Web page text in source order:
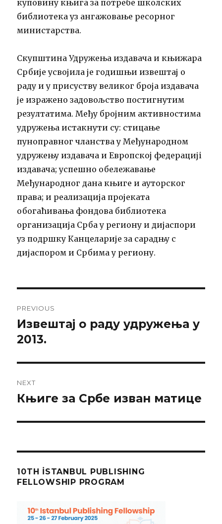
куповину књига за потребе школских
библиотека уз ангажовање ресорног
министарства.
Скупштина Удружења издавача и књижара
Србије усвојила је годишњи извештај о
раду и у присуству великог броја издавача
је изражено задовољство постигнутим
резултатима. Међу бројним активностима
удружења истакнути су: стицање
пуноправног чланства у Међународном
удружењу издавача и Европскoj федерацијi
издавача; успешно обележавање
Међународног дана књиге и ауторског
права; и реализација пројеката
обогаћивања фондова библиотека
организација Срба у региону и дијаспори
уз подршку Канцеларије за сарадњу с
дијаспором и Србима у региону.
navigation
PREVIOUS
Previous
post:
Извештај о раду удружења у
2013.
NEXT
Next
Књиге за Србе изван матице
10TH İSTANBUL PUBLISHING
FELLOWSHIP PROGRAM